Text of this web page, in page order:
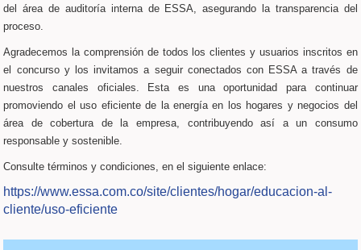
del área de auditoría interna de ESSA, asegurando la transparencia del
proceso.
Agradecemos la comprensión de todos los clientes y usuarios inscritos en
el concurso y los invitamos a seguir conectados con ESSA a través de
nuestros canales oficiales. Esta es una oportunidad para continuar
promoviendo el uso eficiente de la energía en los hogares y negocios del
área de cobertura de la empresa, contribuyendo así a un consumo
responsable y sostenible.
Consulte términos y condiciones, en el siguiente enlace:
https://www.essa.com.co/site/clientes/hogar/educacion-al-
cliente/uso-eficiente